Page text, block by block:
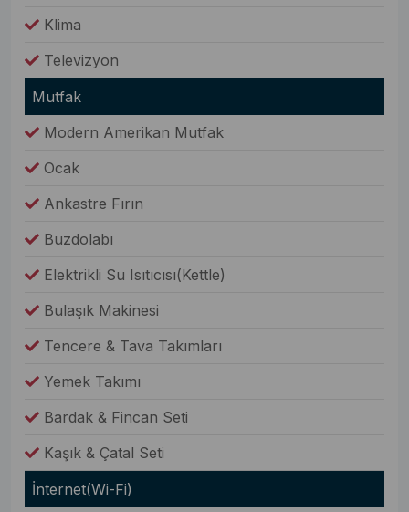
Klima
Televizyon
Mutfak
Modern Amerikan Mutfak
Ocak
Ankastre Fırın
Buzdolabı
Elektrikli Su Isıtıcısı(Kettle)
Bulaşık Makinesi
Tencere & Tava Takımları
Yemek Takımı
Bardak & Fincan Seti
Kaşık & Çatal Seti
İnternet(Wi-Fi)